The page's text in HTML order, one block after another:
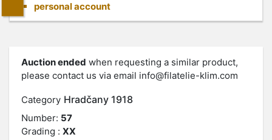
personal account
Auction ended when requesting a similar product,
please contact us via email info@filatelie-klim.com
Category Hradčany 1918
Number: 57
Grading : XX